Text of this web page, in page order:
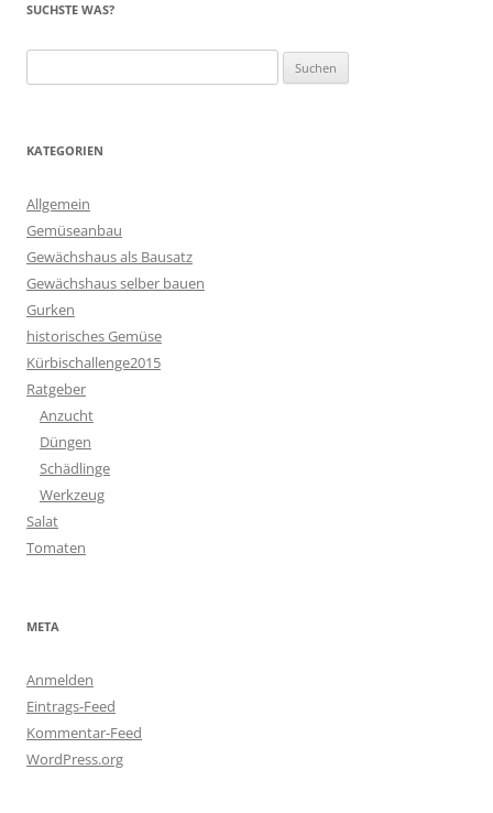
SUCHSTE WAS?
nach:
KATEGORIEN
Allgemein
Gemüseanbau
Gewächshaus als Bausatz
Gewächshaus selber bauen
Gurken
historisches Gemüse
Kürbischallenge2015
Ratgeber
Anzucht
Düngen
Schädlinge
Werkzeug
Salat
Tomaten
META
Anmelden
Eintrags-Feed
Kommentar-Feed
WordPress.org